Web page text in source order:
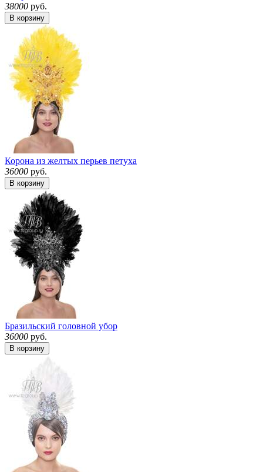
38000 руб.
В корзину
Корона из желтых перьев петуха
36000 руб.
В корзину
Бразильский головной убор
36000 руб.
В корзину